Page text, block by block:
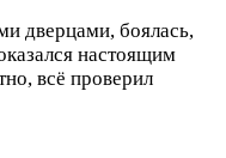
дверцами, боялась,
настоящим
всё проверил